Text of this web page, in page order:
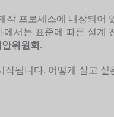
작 프로세스에 내장되어
서는 표준에 따른 설계
위원회.
됩니다. 어떻게 살고